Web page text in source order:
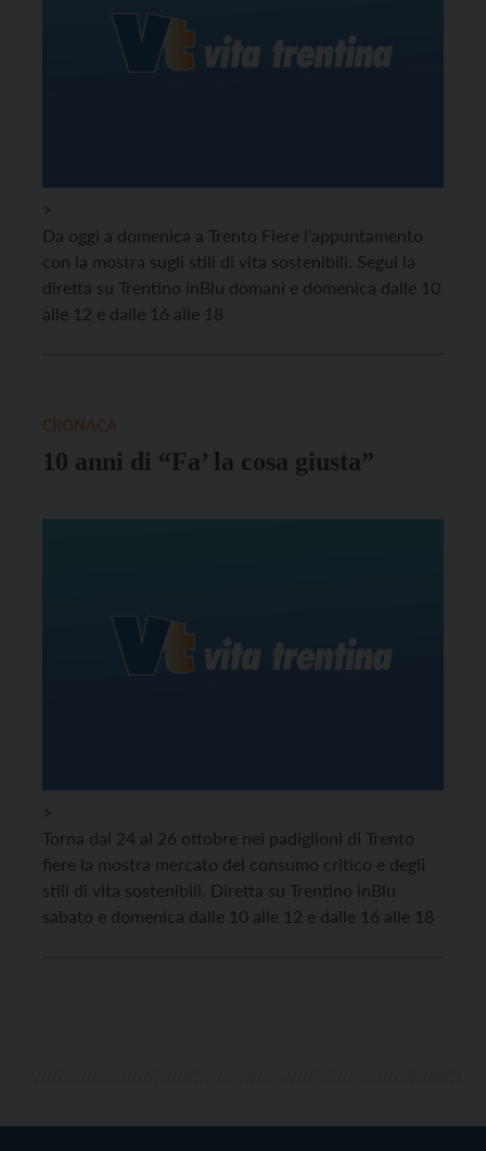
>
Da oggi a domenica a Trento Fiere l'appuntamento
con la mostra sugli stili di vita sostenibili. Segui la
diretta su Trentino inBlu domani e domenica dalle 10
alle 12 e dalle 16 alle 18
10 anni di “Fa’ la cosa giusta”
>
Torna dal 24 al 26 ottobre nei padiglioni di Trento
fiere la mostra mercato del consumo critico e degli
stili di vita sostenibili. Diretta su Trentino inBlu
sabato e domenica dalle 10 alle 12 e dalle 16 alle 18